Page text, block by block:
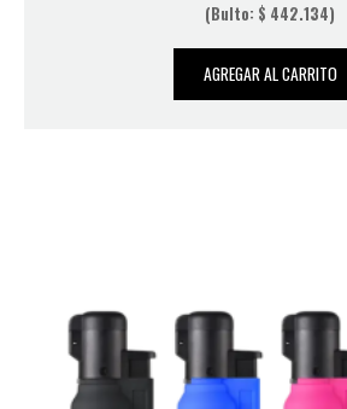
(Bulto: $ 442.134)
AGREGAR AL CARRITO